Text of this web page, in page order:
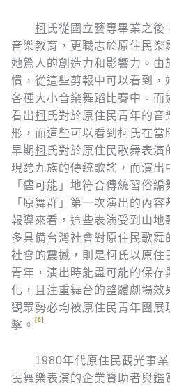
柯 氏從國立藝專畢業之
音樂教育，更職志於原住民樂
她驚人的創造力和影響力。由
慣，從這些剪報中可以看到，
各種大小音樂舞蹈比賽中。而
看出柯 氏對於原住民青年的
形，而這些可以看到 柯 氏在當
早期柯 氏對於原住民歌舞表
現跨九族的傳統歌謠，而演出
「儘可能」地符合傳統習俗
「原舞群」第一次演出的內
報導來看，這些表演受到山地
多具備台灣社會對原住民歌舞
社會的震撼，則是柯 氏以原住
青年，演出時能盡可能的保存
化，且注重舞台的整體劇場效
觀眾勢必均被原住民青年團展
擊。
[6]
1980年代原住民觀光事業
民舞樂表演的企業贊助者與鑑